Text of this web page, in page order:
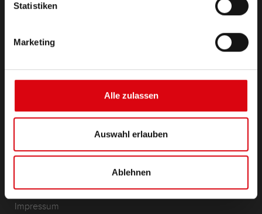
Statistiken
Marketing
Alle zulassen
Auswahl erlauben
Ablehnen
Starter- & Bordnetzbatterien
Zubehör für PKW und Nutzfahrzeuge
(Semi-) Traktion & Standby
Anwendungsbereiche
Standorte & Kontakt
Infoservice
Impressum